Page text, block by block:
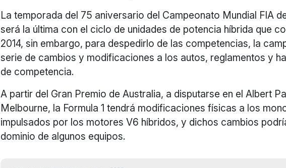
La temporada del 75 aniversario del Campeonato Mundial FIA
será la última con el ciclo de unidades de potencia híbrida que
2014, sin embargo, para despedirlo de las competencias, la
serie de cambios y modificaciones a los autos, reglamentos y
de competencia.
A partir del Gran Premio de Australia, a disputarse en el Albert
Melbourne, la Formula 1 tendrá modificaciones físicas a los
impulsados por los motores V6 híbridos, y dichos cambios
dominio de algunos equipos.